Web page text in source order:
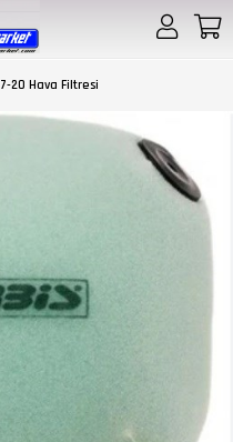
20 Hava Filtresi